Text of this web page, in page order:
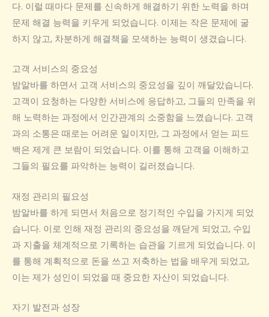
다. 이럴 때마다 문제를 신속하게 해결하기 위한 노력을 하며
문제 해결 능력을 키우게 되었습니다. 이제는 작은 문제에 굴
하지 않고, 차분하게 해결책을 모색하는 능력이 생겼습니다.
고객 서비스의 중요성
밤알바를 하면서 고객 서비스의 중요성을 깊이 깨달았습니다.
고객이 요청하는 다양한 서비스에 응답하고, 그들의 만족을 위
해 노력하는 과정에서 인간관계의 소중함을 느꼈습니다. 고객
과의 소통은 때로는 어려운 일이지만, 그 과정에서 얻는 피드
백은 제게 큰 보람이 되었습니다. 이를 통해 고객을 이해하고
그들의 필요를 파악하는 능력이 길러졌습니다.
재정 관리의 필요성
밤알바를 하게 되면서 처음으로 정기적인 수입을 가지게 되었
습니다. 이로 인해 재정 관리의 중요성을 깨닫게 되었고, 수입
과 지출을 체계적으로 기록하는 습관을 기르게 되었습니다. 이
를 통해 계획적으로 돈을 쓰고 저축하는 법을 배우게 되었고,
이는 제가 성인이 되었을 때 중요한 자산이 되었습니다.
자기 발전과 성장